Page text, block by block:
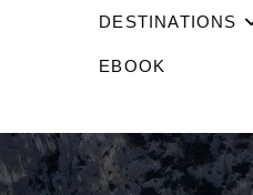
DESTINATIONS
EBOOK